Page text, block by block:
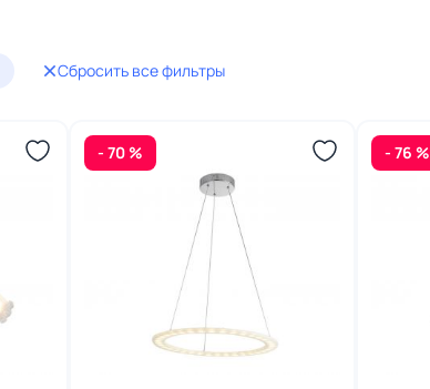
Сбросить все фильтры
- 70 % - 76 %